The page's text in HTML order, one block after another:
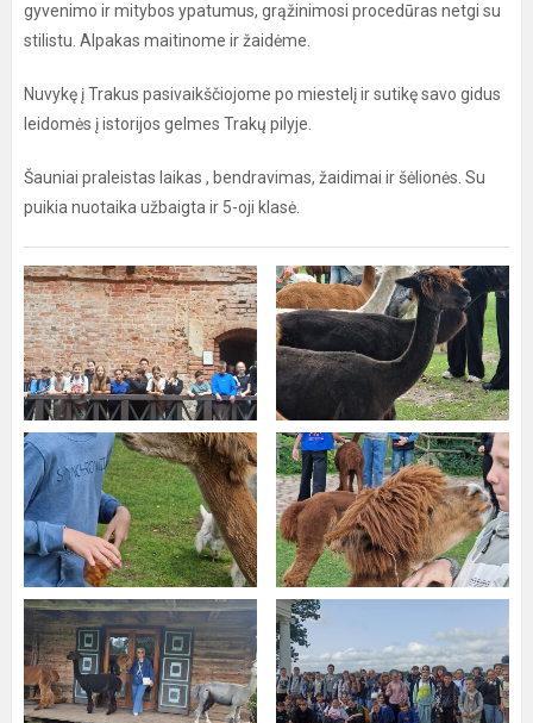
gyvenimo ir mitybos ypatumus, grąžinimosi procedūras netgi su
stilistu. Alpakas maitinome ir žaidėme.
Nuvykę į Trakus pasivaikščiojome po miestelį ir sutikę savo gidus
leidomės į istorijos gelmes Trakų pilyje.
Šauniai praleistas laikas , bendravimas, žaidimai ir šėlionės. Su
puikia nuotaika užbaigta ir 5-oji klasė.